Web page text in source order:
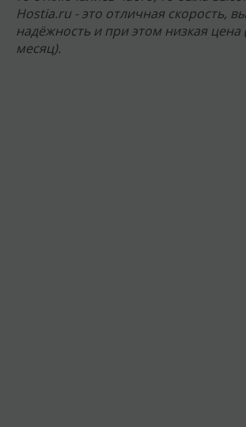
Hostia.ru - это отличная скорость,
надёжность и при этом низкая цена
месяц).